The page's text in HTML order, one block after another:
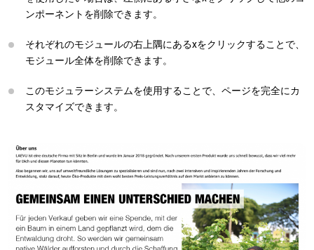
ンポーネントを削除できます。
それぞれのモジュールの右上隅にあるxをクリックすることで、
モジュール全体を削除できます。
このモジュラーシステムを使用することで、ページを完全にカ
スタマイズできます。